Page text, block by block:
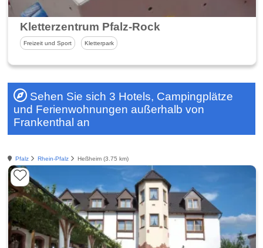
Kletterzentrum Pfalz-Rock
Freizeit und Sport Kletterpark
Sehen Sie sich 3 Hotels, Campingplätze
und Ferienwohnungen außerhalb von
Frankenthal an
Pfalz Rhein-Pfalz Heßheim (3.75 km)